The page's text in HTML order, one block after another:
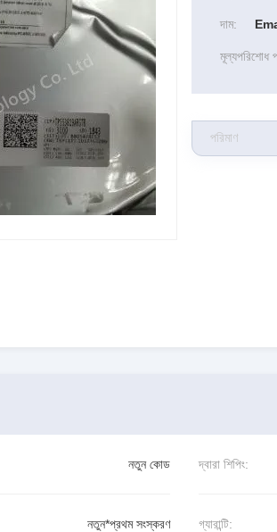
দাম:
মূল্যপরিশোধ
নতুন কোড দ্বারা শিপিং:
নতুন*প্রথম সংস্করণ গ্যারান্টি: